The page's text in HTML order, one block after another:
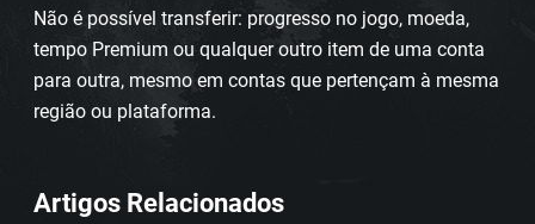
Não é possível transferir: progresso no jogo, moeda,
tempo Premium ou qualquer outro item de uma conta
para outra, mesmo em contas que pertençam à mesma
região ou plataforma.
Artigos Relacionados